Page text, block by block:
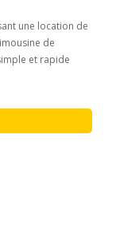
une location de
de
et rapide